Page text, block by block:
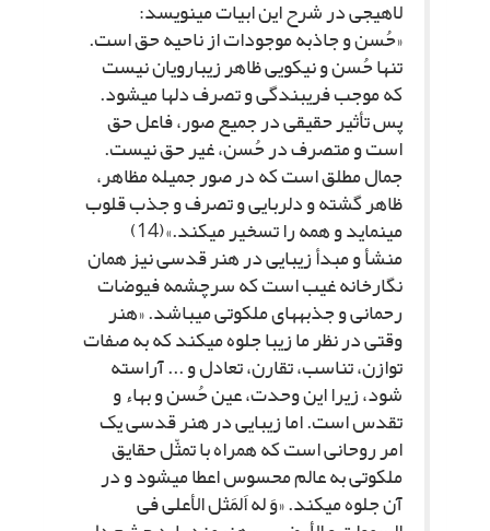
لاهیجى در شرح این ابیات مى‏نویسد:
«حُسن و جاذبه موجودات از ناحیه حق است.
تنها حُسن و نیکویى ظاهر زیبارویان نیست
که موجب فریبندگى و تصرف دل‏ها مى‏شود.
پس تأثیر حقیقى در جمیع صور، فاعل حق
است و متصرف در حُسن، غیر حق نیست.
جمال مطلق است که در صور جمیله مظاهر،
ظاهر گشته و دلربایى و تصرف و جذب قلوب
مى‏نماید و همه را تسخیر مى‏کند.»(14)
منشأ و مبدأ زیبایى در هنر قدسى نیز همان
نگارخانه غیب است که سرچشمه فیوضات
رحمانى و جذبه‏هاى ملکوتى مى‏باشد. «هنر
وقتى در نظر ما زیبا جلوه مى‏کند که به صفات
توازن، تناسب، تقارن، تعادل و ... آراسته
شود، زیرا این وحدت، عین حُسن و بهاء و
تقدس است. اما زیبایى در هنر قدسى یک
امر روحانى است که همراه با تمثّل حقایق
ملکوتى به عالم محسوس اعطا مى‏شود و در
آن جلوه مى‏کند. «وَ له اَلمَثل الأعلى فى